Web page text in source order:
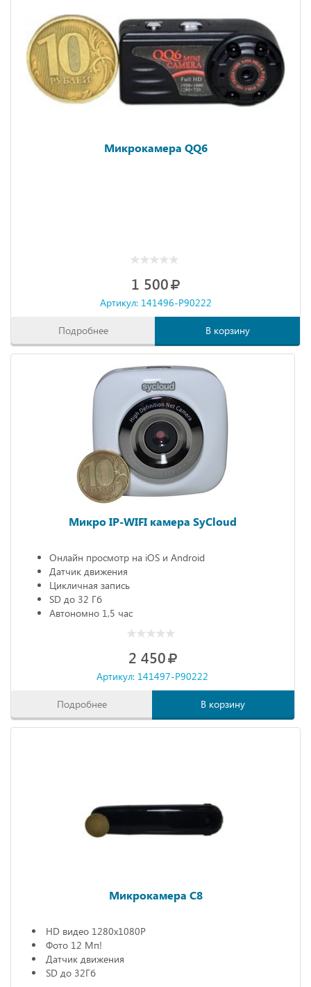
Микрокамера QQ6
1 500
Артикул: 141496-P90222
Подробнее В корзину
Микро IP-WIFI камера SyCloud
Онлайн просмотр на iOS и Android
Датчик движения
Цикличная запись
SD до 32 Гб
Автономно 1,5 час
2 450
Артикул: 141497-P90222
Подробнее В корзину
Микрокамера С8
HD видео 1280х1080P
Фото 12 Мп!
Датчик движения
SD до 32Гб